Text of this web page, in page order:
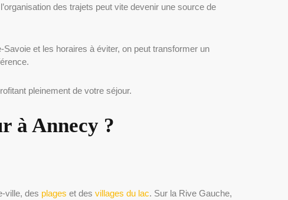
des trajets peut vite devenir une source de
et les horaires à éviter, on peut transformer un
pleinement de votre séjour.
à Annecy ?
ville, des plages et des villages du lac. Sur la Rive Gauche,